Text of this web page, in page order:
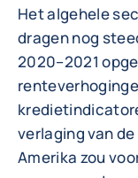
Het algehele
dragen nog
2020–2021
verlaging van
Amerika zou